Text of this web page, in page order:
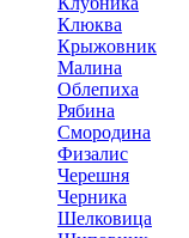
Клюква
Крыжовник
Малина
Облепиха
Рябина
Смородина
Физалис
Черешня
Черника
Шелковица